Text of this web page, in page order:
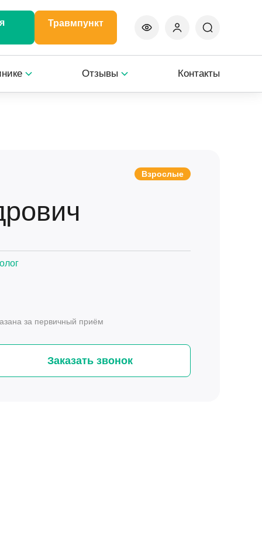
Травмпункт
Отзывы Контакты
Взрослые
за первичный приём
Заказать звонок